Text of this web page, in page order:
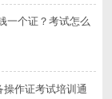
一个证？考试怎么
操作证考试培训通